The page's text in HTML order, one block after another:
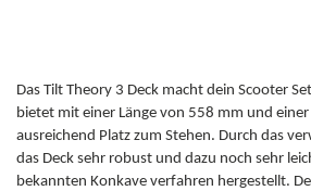
Das Tilt Theory 3 Deck macht dein Scooter
bietet mit einer Länge von 558 mm und
ausreichend Platz zum Stehen. Durch das
das Deck sehr robust und dazu noch sehr
bekannten Konkave verfahren hergestellt.